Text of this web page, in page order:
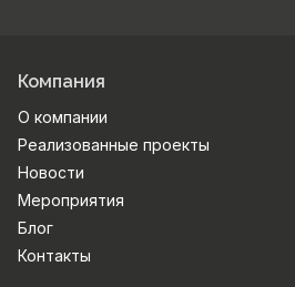
Компания
О компании
Реализованные проекты
Новости
Мероприятия
Блог
Контакты